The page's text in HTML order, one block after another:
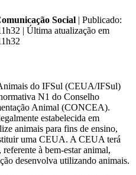
Social | Publicado:
| Última atualização em
do IFSul (CEUA/IFSul)
N1 do Conselho
Animal (CONCEA).
estabelecida em
animais para fins de ensino,
uma CEUA. A CEUA terá
à bem-estar animal,
desenvolva utilizando animais.